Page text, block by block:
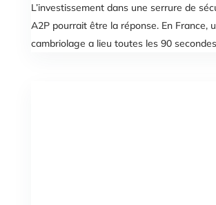
L’investissement dans une serrure de
A2P pourrait être la réponse. En France,
cambriolage a lieu toutes les 90